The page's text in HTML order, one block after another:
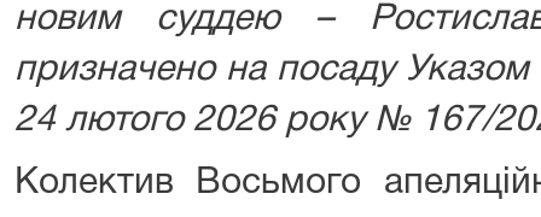
новим суддею –
призначено на посаду Указом
24 лютого 2026 року № 167/
Колектив Восьмого